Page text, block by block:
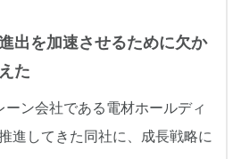
出を加速させるために欠か
た
ン会社である電材ホールディ
進してきた同社に、成長戦略に